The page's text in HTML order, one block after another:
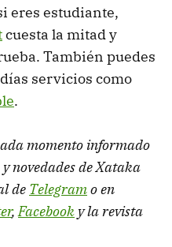
eres estudiante,
cuesta la mitad y
También puedes
servicios como
.
momento informado
novedades de Xataka
de Telegramo en
,Facebook y la revista